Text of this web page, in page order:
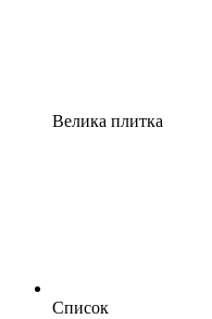
Велика плитка
Список